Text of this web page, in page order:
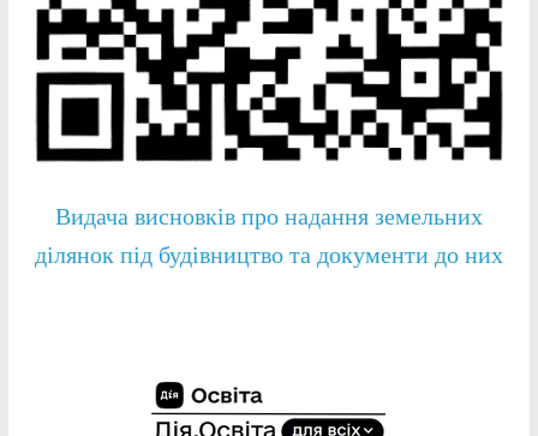
Видача висновків про надання земельних
ділянок під будівництво та документи до них